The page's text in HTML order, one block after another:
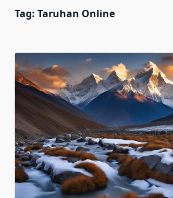
Tag: Taruhan Online